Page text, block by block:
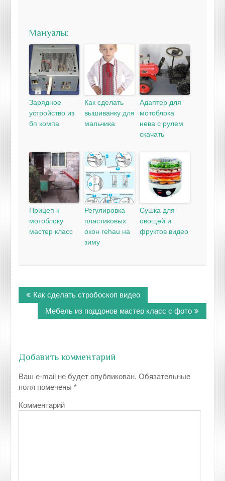
Мануалы:
Зарядное
устройство из
бп компа
Как сделать
вышиванку для
мальчика
Адаптер для
мотоблока
нева с рулем
скачать
Прицеп к
мотоблоку
мастер класс
Регулировка
пластиковых
окон rehau на
зиму
Сушка для
овощей и
фруктов видео
по
записям
Как сделать стробоскоп видео
Мебель из поддонов мастер класс с фото
Добавить комментарий
Ваш e-mail не будет опубликован. Обязательные
поля помечены*
Комментарий